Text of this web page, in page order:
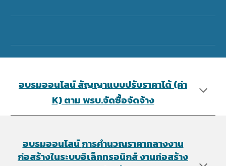
อบรมออนไลน์ สัญญาแบบปรับราคาได้ (ค่า
K) ตาม พรบ.จัดซื้อจัดจ้า​ง
อบรมออนไลน์การคำนวณราคากลางงาน
ก่อสร้างในระบบอิเล็กทรอนิกส์ งานก่อสร้าง